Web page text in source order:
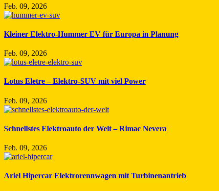
Feb. 09, 2026
Kleiner Elektro-Hummer EV für Europa in Planung
Feb. 09, 2026
Lotus Eletre – Elektro-SUV mit viel Power
Feb. 09, 2026
Schnellstes Elektroauto der Welt – Rimac Nevera
Feb. 09, 2026
Ariel Hipercar Elektrorennwagen mit Turbinenantrieb